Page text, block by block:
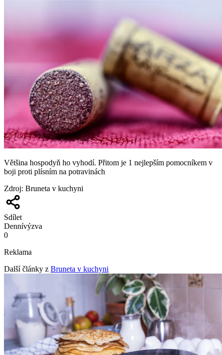
Většina hospodyň ho vyhodí. Přitom je 1 nejlepším pomocníkem v
boji proti plísním na potravinách
Zdroj: Bruneta v kuchyni
Sdílet
Dennívýzva
0
Reklama
Další články z Bruneta v kuchyni